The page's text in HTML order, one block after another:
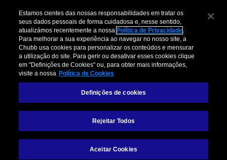
GESTÃO DE RISCO
Programas de
seguros
multinacionais:
Estamos cientes das nossas responsabilidades em tratar os
seus dados pessoais de forma cuidadosa e, nesse sentido,
atualizámos recentemente a nossa Política de Privacidade.
Para melhorar a sua experiência ao navegar no nosso site, a
Chubb usa cookies para personalizar os conteúdos e mensurar
a utilização do site. Para gerir ou desativar esses cookies clique
em "Definições de Cookies" ou, para obter mais informações,
visite a nossa Política de Cookies
Definições de cookies
Rejeitar Todos
Aceitar Cookies